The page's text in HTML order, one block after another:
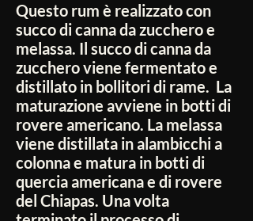
Questo rum è realizzato con
succo di canna da zucchero e
melassa. Il succo di canna da
zucchero viene fermentato e
distillato in bollitori di rame. La
maturazione avviene in botti di
rovere americano. La melassa
viene distillata in alambicchi a
colonna e matura in botti di
quercia americana e di rovere
del Chiapas. Una volta